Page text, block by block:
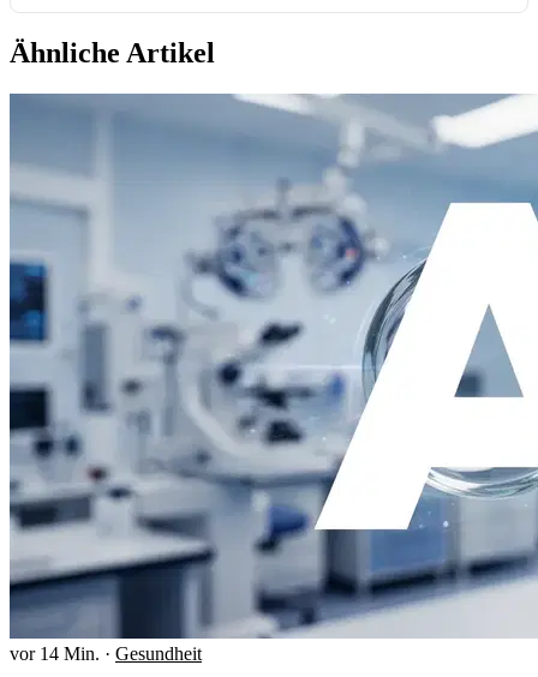
Ähnliche Artikel
vor 14 Min. · Gesundheit